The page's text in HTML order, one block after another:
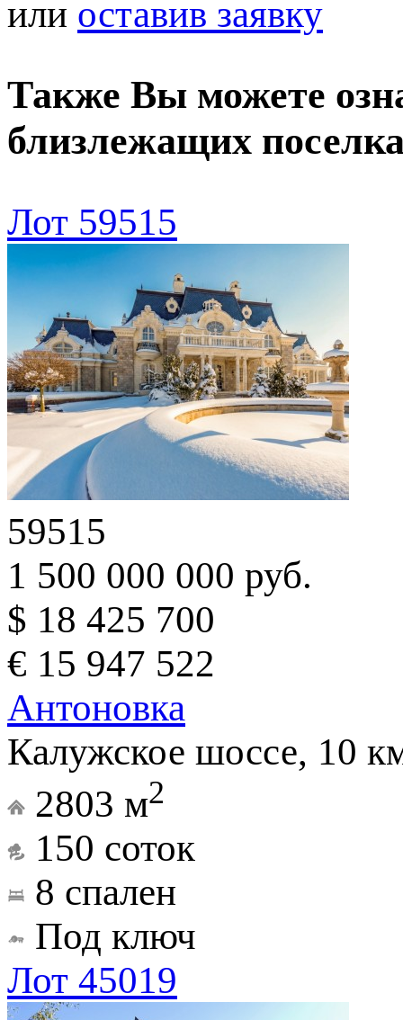
или оставив заявку
Также Вы можете
близлежащих
Лот 59515
59515
1 500 000 000 руб.
$ 18 425 700
€ 15 947 522
Антоновка
Калужское шоссе, 10
2803 м2
150 соток
8 спален
Под ключ
Лот 45019